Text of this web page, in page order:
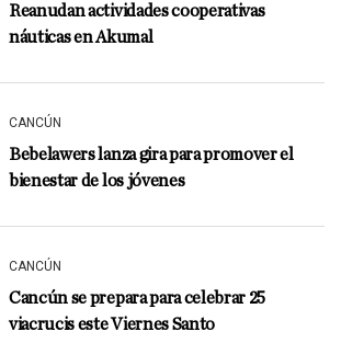
Reanudan actividades cooperativas
náuticas en Akumal
CANCÚN
Bebelawers lanza gira para promover el
bienestar de los jóvenes
CANCÚN
Cancún se prepara para celebrar 25
viacrucis este Viernes Santo